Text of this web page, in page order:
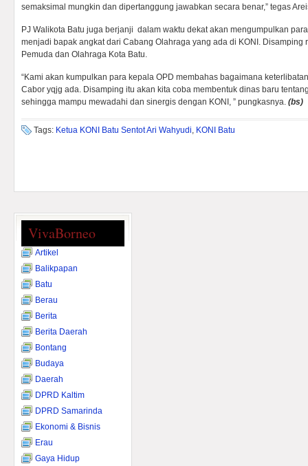
semaksimal mungkin dan dipertanggung jawabkan secara benar,” tegas
PJ Walikota Batu juga berjanji dalam waktu dekat akan mengumpulkan
menjadi bapak angkat dari Cabang Olahraga yang ada di KONI. Disamping
Pemuda dan Olahraga Kota Batu.
“Kami akan kumpulkan para kepala OPD membahas bagaimana
Cabor yqjg ada. Disamping itu akan kita coba membentuk dinas baru
sehingga mampu mewadahi dan sinergis dengan KONI, ” pungkasnya. (bs)
Tags: Ketua KONI Batu Sentot Ari Wahyudi, KONI Batu
VivaBorneo
Artikel
Balikpapan
Batu
Berau
Berita
Berita Daerah
Bontang
Budaya
Daerah
DPRD Kaltim
DPRD Samarinda
Ekonomi & Bisnis
Erau
Gaya Hidup